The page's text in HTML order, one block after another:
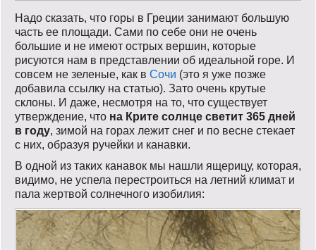
Надо сказать, что горы в Греции занимают большую
часть ее площади. Сами по себе они не очень
большие и не имеют острых вершин, которые
рисуются нам в представлении об идеальной горе. И
совсем не зеленые, как в Сочи (это я уже позже
добавила ссылку на статью). Зато очень крутые
склоны. И даже, несмотря на то, что существует
утверждение, что на Крите солнце светит 365 дней
в году, зимой на горах лежит снег и по весне стекает
с них, образуя ручейки и канавки.
В одной из таких канавок мы нашли ящерицу, которая,
видимо, не успела перестроиться на летний климат и
пала жертвой солнечного изобилия: